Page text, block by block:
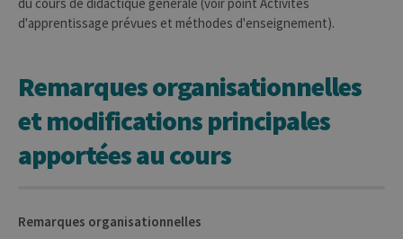
d'apprentissage prévues et méthodes d'enseignement).
Remarques organisationnelles
et modifications principales
apportées au cours
Remarques organisationnelles